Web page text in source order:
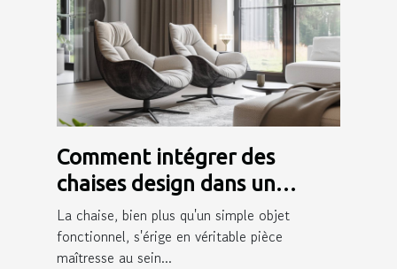
Comment intégrer des
chaises design dans un
intérieur moderne
La chaise, bien plus qu'un simple objet
fonctionnel, s'érige en véritable pièce
maîtresse au sein...